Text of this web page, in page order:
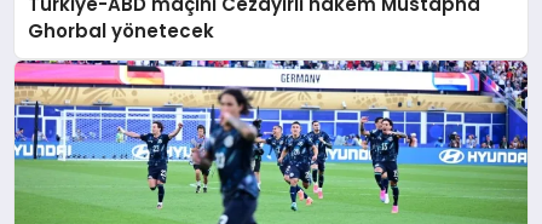
Ghorbal yönetecek